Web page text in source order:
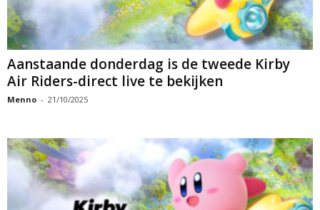
Aanstaande donderdag is de tweede Kirby
Air Riders-direct live te bekijken
Menno - 21/10/2025